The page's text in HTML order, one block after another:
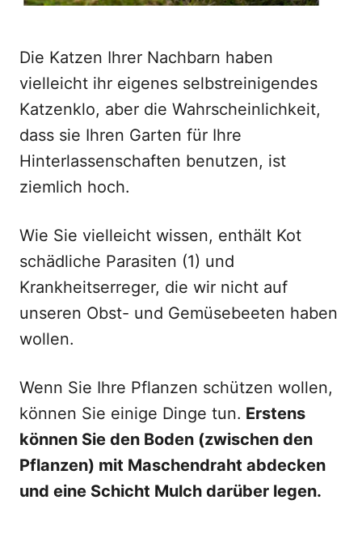
Die Katzen Ihrer Nachbarn haben
vielleicht ihr eigenes selbstreinigendes
Katzenklo, aber die Wahrscheinlichkeit,
dass sie Ihren Garten für Ihre
Hinterlassenschaften benutzen, ist
ziemlich hoch.
Wie Sie vielleicht wissen, enthält Kot
schädliche Parasiten (1) und
Krankheitserreger, die wir nicht auf
unseren Obst- und Gemüsebeeten haben
wollen.
Wenn Sie Ihre Pflanzen schützen wollen,
können Sie einige Dinge tun. Erstens
können Sie den Boden (zwischen den
Pflanzen) mit Maschendraht abdecken
und eine Schicht Mulch darüber legen.